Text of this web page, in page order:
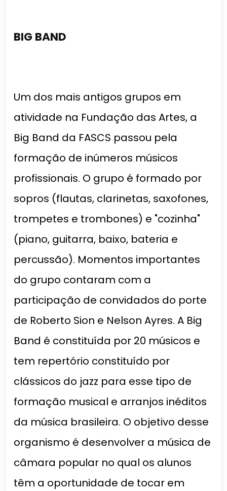
BIG BAND
Um dos mais antigos grupos em
atividade na Fundação das Artes, a
Big Band da FASCS passou pela
formação de inúmeros músicos
profissionais. O grupo é formado por
sopros (flautas, clarinetas, saxofones,
trompetes e trombones) e "cozinha"
(piano, guitarra, baixo, bateria e
percussão). Momentos importantes
do grupo contaram com a
participação de convidados do porte
de Roberto Sion e Nelson Ayres. A Big
Band é constituída por 20 músicos e
tem repertório constituído por
clássicos do jazz para esse tipo de
formação musical e arranjos inéditos
da música brasileira. O objetivo desse
organismo é desenvolver a música de
câmara popular no qual os alunos
têm a oportunidade de tocar em